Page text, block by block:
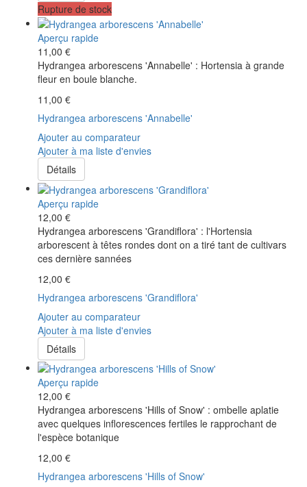
Rupture de stock
Aperçu rapide
11,00 €
Hydrangea arborescens 'Annabelle' : Hortensia à grande
fleur en boule blanche.
11,00 €
Hydrangea arborescens 'Annabelle'
Ajouter au comparateur
Ajouter à ma liste d'envies
Détails
Aperçu rapide
12,00 €
Hydrangea arborescens 'Grandiflora' : l'Hortensia
arborescent à têtes rondes dont on a tiré tant de cultivars
ces dernière sannées
12,00 €
Hydrangea arborescens 'Grandiflora'
Ajouter au comparateur
Ajouter à ma liste d'envies
Détails
Aperçu rapide
12,00 €
Hydrangea arborescens 'Hills of Snow' : ombelle aplatie
avec quelques inflorescences fertiles le rapprochant de
l'espèce botanique
12,00 €
Hydrangea arborescens 'Hills of Snow'